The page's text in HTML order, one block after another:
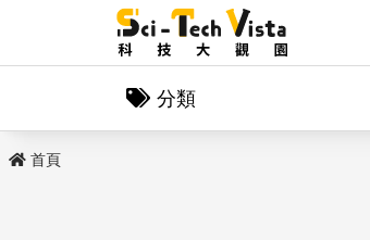
分類
首頁